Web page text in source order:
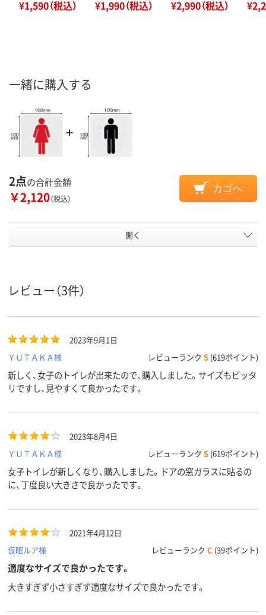
¥1,590（税込） ¥1,990（税込） ¥2,990（税込）
一緒に購入する
2点の合計金額
￥2,120（税込）
カゴへ
開く
レビュー（3件）
2023年9月1日
ＹＵＴＡＫＡ様
レビューランク S (619ポイント)
新しく、女子のトイレが出来たので、購入しました。サイズもピッタ
リですし、見やすくて良かったです。
2023年8月4日
ＹＵＴＡＫＡ様
レビューランク S (619ポイント)
女子トイレが新しくなり、購入しました。ドアの窓ガラスに貼るの
に、丁度良い大きさで良かったです。
2021年4月12日
仮眠ルア様
レビューランク C (39ポイント)
適度なサイズで良かったです。
大きすぎず小さすぎず適度なサイズで良かったです。